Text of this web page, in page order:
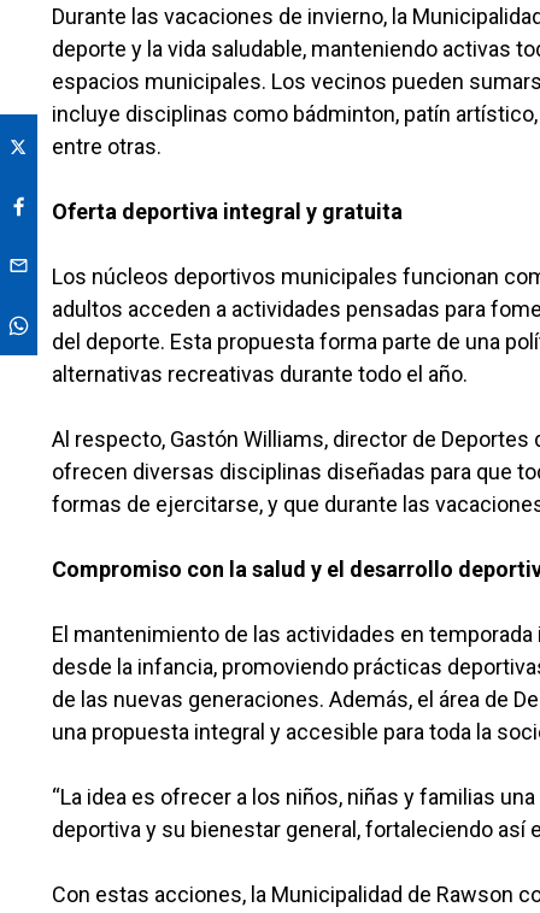
Durante las vacaciones de invierno, la
deporte y la vida saludable, manteniendo activas
espacios municipales. Los vecinos pueden
incluye disciplinas como bádminton, patín
entre otras.
Oferta deportiva integral y gratuita
Los núcleos deportivos municipales funcionan
adultos acceden a actividades pensadas para
del deporte. Esta propuesta forma parte de una
alternativas recreativas durante todo el año.
Al respecto, Gastón Williams, director de
ofrecen diversas disciplinas diseñadas para que
formas de ejercitarse, y que durante las
Compromiso con la salud y el desarrollo
El mantenimiento de las actividades en
desde la infancia, promoviendo prácticas
de las nuevas generaciones. Además, el área de
una propuesta integral y accesible para toda la
“La idea es ofrecer a los niños, niñas y familias
deportiva y su bienestar general, fortaleciendo así
Con estas acciones, la Municipalidad de Rawson